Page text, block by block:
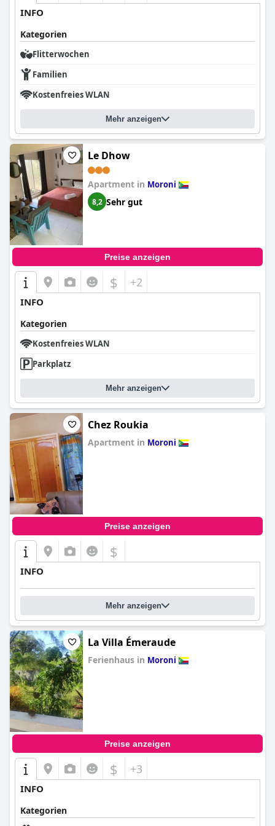
INFO
Kategorien
Flitterwochen
Familien
Kostenfreies WLAN
Mehr anzeigen
Le Dhow
Apartment in Moroni
8,2 Sehr gut
Preise anzeigen
$ +2
INFO
Kategorien
Kostenfreies WLAN
Parkplatz
Mehr anzeigen
Chez Roukia
Apartment in Moroni
Preise anzeigen
$
INFO
Mehr anzeigen
La Villa Émeraude
Ferienhaus in Moroni
Preise anzeigen
$ +3
INFO
Kategorien